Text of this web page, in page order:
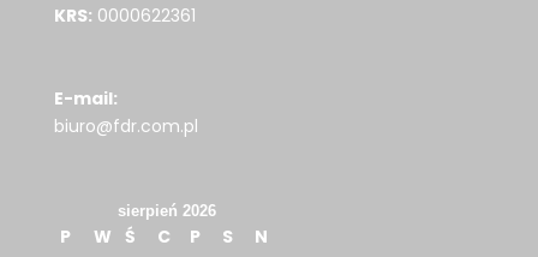
KRS: 0000622361
E-mail:
biuro@fdr.com.pl
sierpień 2026
P W Ś C P S
N